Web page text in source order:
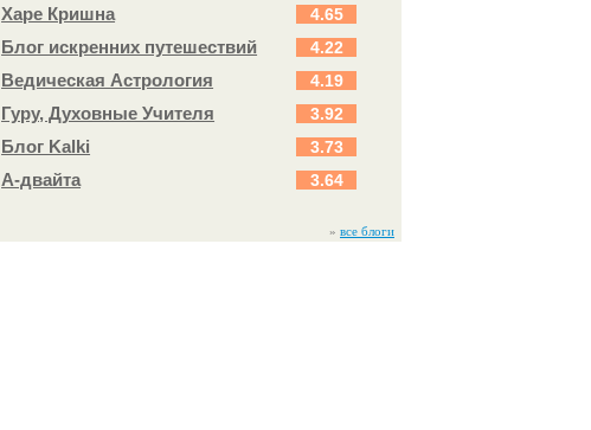
Харе Кришна 4.65
Блог искренних путешествий 4.22
Ведическая Астрология 4.19
Гуру, Духовные Учителя 3.92
Блог Kalki 3.73
А-двайта 3.64
» все блоги